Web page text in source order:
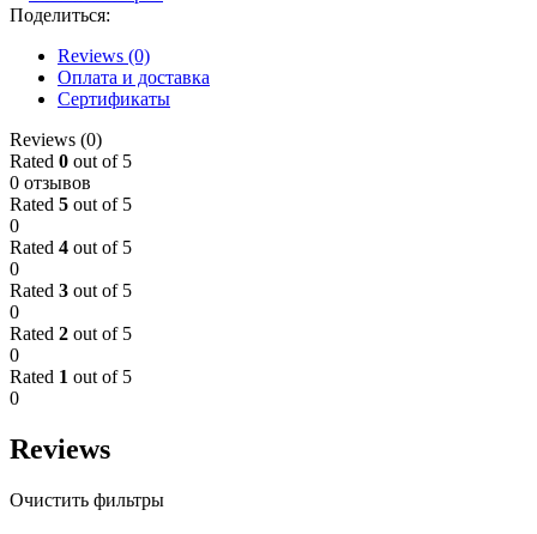
Поделиться:
Reviews (0)
Оплата и доставка
Сертификаты
Reviews (0)
Rated 0 out of 5
0 отзывов
Rated 5 out of 5
0
Rated 4 out of 5
0
Rated 3 out of 5
0
Rated 2 out of 5
0
Rated 1 out of 5
0
Reviews
Очистить фильтры